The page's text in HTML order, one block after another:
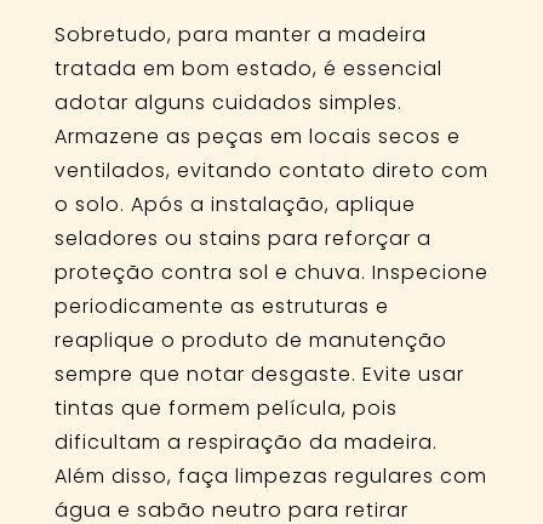
Sobretudo, para manter a madeira
tratada em bom estado, é essencial
adotar alguns cuidados simples.
Armazene as peças em locais secos e
ventilados, evitando contato direto com
o solo. Após a instalação, aplique
seladores ou stains para reforçar a
proteção contra sol e chuva. Inspecione
periodicamente as estruturas e
reaplique o produto de manutenção
sempre que notar desgaste. Evite usar
tintas que formem película, pois
dificultam a respiração da madeira.
Além disso, faça limpezas regulares com
água e sabão neutro para retirar